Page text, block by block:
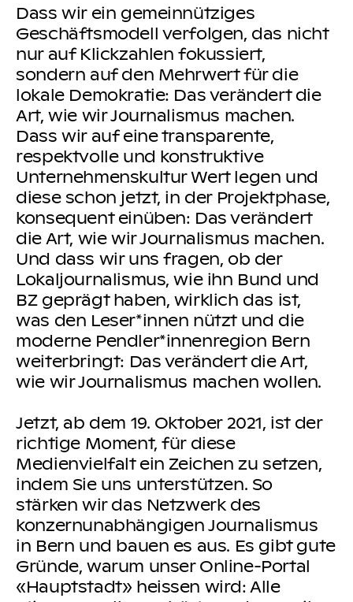
Dass wir ein gemeinnütziges
Geschäftsmodell verfolgen, das nicht
nur auf Klickzahlen fokussiert,
sondern auf den Mehrwert für die
lokale Demokratie: Das verändert die
Art, wie wir Journalismus machen.
Dass wir auf eine transparente,
respektvolle und konstruktive
Unternehmenskultur Wert legen und
diese schon jetzt, in der Projektphase,
konsequent einüben: Das verändert
die Art, wie wir Journalismus machen.
Und dass wir uns fragen, ob der
Lokaljournalismus, wie ihn Bund und
BZ geprägt haben, wirklich das ist,
was den Leser*innen nützt und die
moderne Pendler*innenregion Bern
weiterbringt: Das verändert die Art,
wie wir Journalismus machen wollen.
Jetzt, ab dem 19. Oktober 2021, ist der
richtige Moment, für diese
Medienvielfalt ein Zeichen zu setzen,
indem Sie uns unterstützen. So
stärken wir das Netzwerk des
konzernunabhängigen Journalismus
in Bern und bauen es aus. Es gibt gute
Gründe, warum unser Online-Portal
«Hauptstadt» heissen wird: Alle